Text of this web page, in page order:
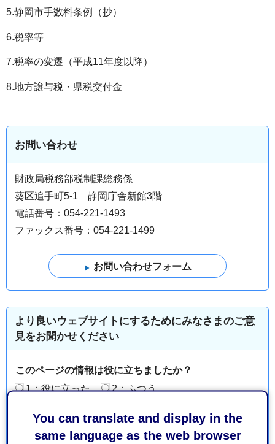
You can translate and display in the
same language as the web browser
5.静岡市手数料条例（抄）
6.税率等
7.税率の変遷（平成11年度以降）
8.地方譲与税・県税交付金
お問い合わせ
財政局税務部税制課総務係
葵区追手町5-1 静岡庁舎新館3階
電話番号：054-221-1493
ファックス番号：054-221-1499
より良いウェブサイトにするためにみなさまのご意
見をお聞かせください
このページの情報は役に立ちましたか？
1：役に立った
2：ふつう
このページの情報は見つけやすかったですか？